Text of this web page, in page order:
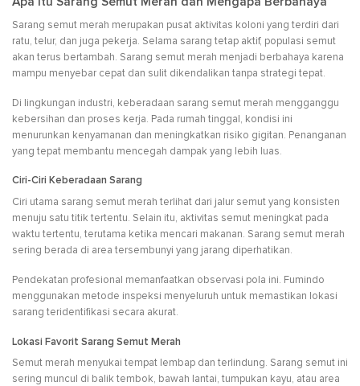
Sarang semut merah merupakan pusat aktivitas koloni yang terdiri dari
ratu, telur, dan juga pekerja. Selama sarang tetap aktif, populasi semut
akan terus bertambah. Sarang semut merah menjadi berbahaya karena
mampu menyebar cepat dan sulit dikendalikan tanpa strategi tepat.
Di lingkungan industri, keberadaan sarang semut merah mengganggu
kebersihan dan proses kerja. Pada rumah tinggal, kondisi ini
menurunkan kenyamanan dan meningkatkan risiko gigitan. Penanganan
yang tepat membantu mencegah dampak yang lebih luas.
Ciri-Ciri Keberadaan Sarang
Ciri utama sarang semut merah terlihat dari jalur semut yang konsisten
menuju satu titik tertentu. Selain itu, aktivitas semut meningkat pada
waktu tertentu, terutama ketika mencari makanan. Sarang semut merah
sering berada di area tersembunyi yang jarang diperhatikan.
Pendekatan profesional memanfaatkan observasi pola ini. Fumindo
menggunakan metode inspeksi menyeluruh untuk memastikan lokasi
sarang teridentifikasi secara akurat.
Lokasi Favorit Sarang Semut Merah
Semut merah menyukai tempat lembap dan terlindung. Sarang semut ini
sering muncul di balik tembok, bawah lantai, tumpukan kayu, atau area